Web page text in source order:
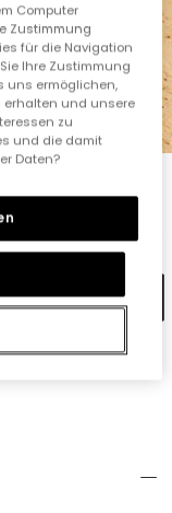
6
Hai-Motiv
Computer
Zustimmung
für die Navigation
Ihre Zustimmung
uns ermöglichen,
erhalten und unsere
zu
und die damit
Daten?